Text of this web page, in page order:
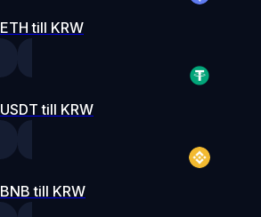
ETH till KRW
USDT till KRW
BNB till KRW